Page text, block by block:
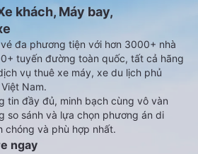
khách, Máy bay,
đa phương tiện với hơn 3000+ nhà
tuyến đường toàn quốc, tất cả hãng
vụ thuê xe máy, xe du lịch phủ
Nam.
tin đầy đủ, minh bạch cùng vô vàn
so sánh và lựa chọn phương án di
chóng và phù hợp nhất.
ngay